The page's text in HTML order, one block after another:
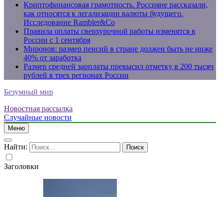
Криптофинансовая грамотность. Россияне рассказали,
как относятся к легализации валюты будущего.
Исследование Rambler&Co
Правила оплаты сверхурочной работы изменятся в
России с 1 сентября
Миронов: размер пенсий в стране должен быть не ниже
40% от заработка
Размер средней зарплаты превысил отметку в 200 тысяч
рублей в трех регионах России
Безумный мир
Новостная рассылка
Случайные новости
Меню
Найти:
Заголовки